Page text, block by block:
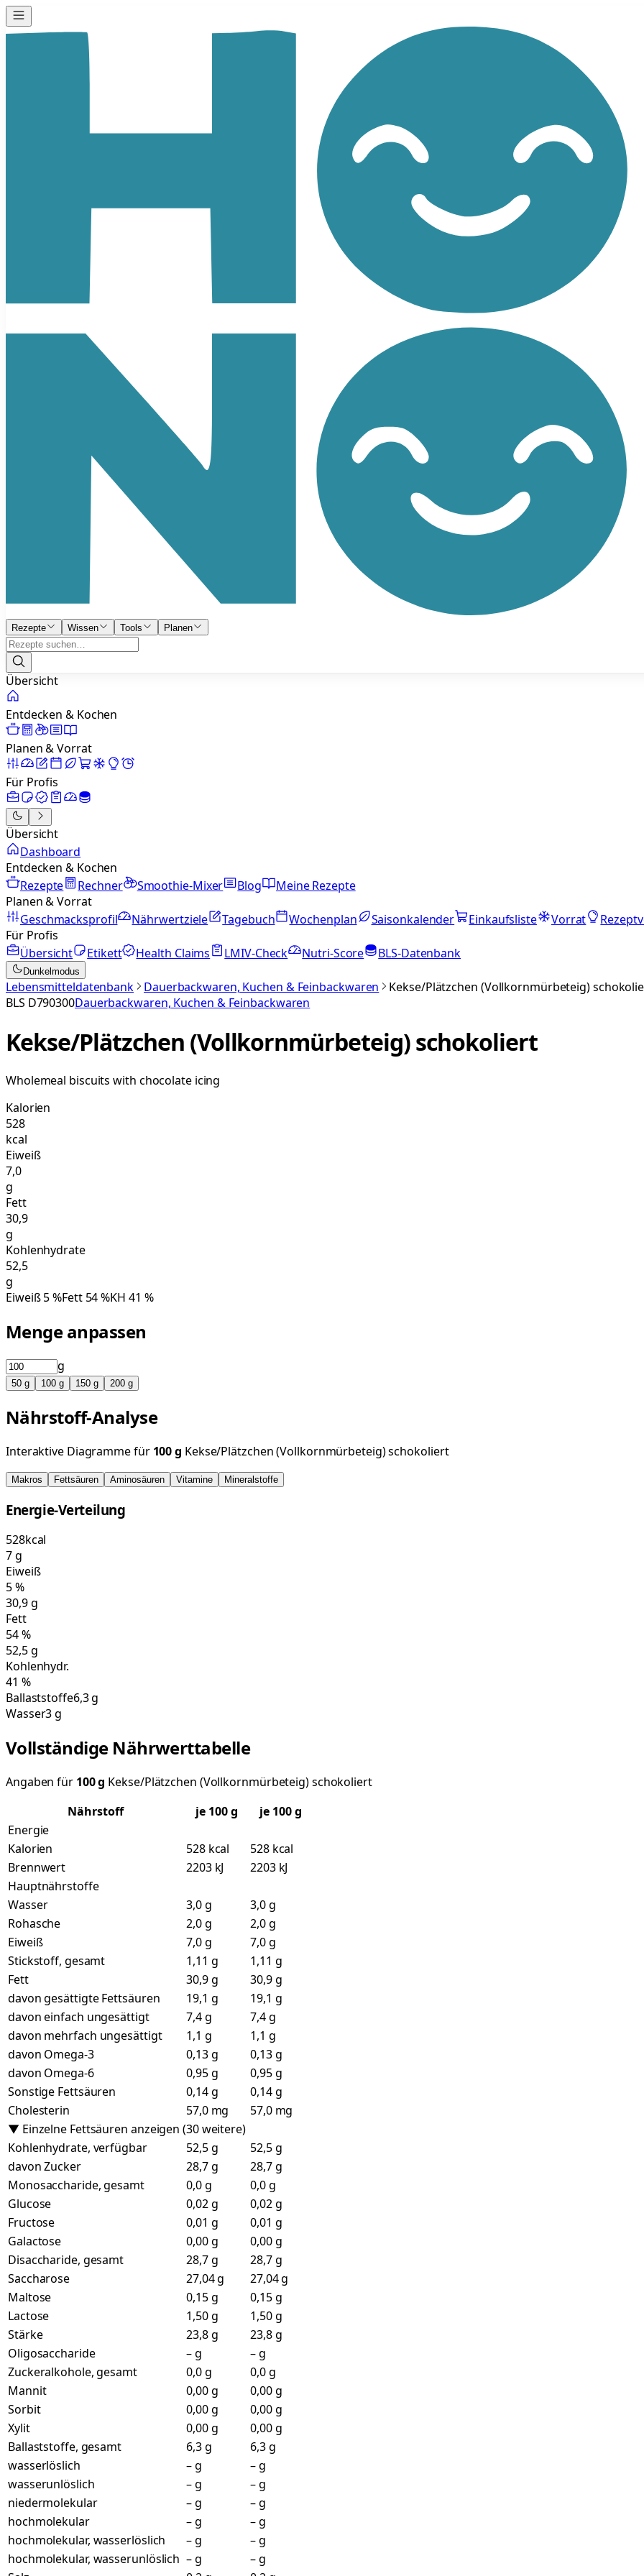
Rezepte Wissen Tools Planen
Übersicht
Entdecken & Kochen
Planen & Vorrat
Für Profis
Übersicht
Dashboard
Entdecken & Kochen
Rezepte
Rechner Smoothie-Mixer Blog
Meine Rezepte
Planen & Vorrat
Geschmacksprofil
Nährwertziele Tagebuch Wochenplan Saisonkalender Einkaufsliste Vorrat
Für Profis
Übersicht
Etikett Health Claims LMIV-Check Nutri-Score BLS-Datenbank
Dunkelmodus
Lebensmitteldatenbank Dauerbackwaren, Kuchen & Feinbackwaren
Kekse/Plätzchen (Vollkornmürbeteig)
BLS D790300Dauerbackwaren, Kuchen & Feinbackwaren
Kekse/Plätzchen (Vollkornmürbeteig) schokoliert
Wholemeal biscuits with chocolate icing
Kalorien
528
kcal
Eiweiß
7,0
g
Fett
30,9
g
Kohlenhydrate
52,5
g
Eiweiß5%Fett 54%KH 41 %
Menge anpassen
g
50 g 100 g 150 g 200 g
Nährstoff-Analyse
Interaktive Diagramme für 100g Kekse/Plätzchen (Vollkornmürbeteig) schokoliert
Makros Fettsäuren Aminosäuren Vitamine Mineralstoffe
Energie-Verteilung
528kcal
7g
Eiweiß
5%
30,9g
Fett
54%
52,5g
Kohlenhydr.
41 %
Ballaststoffe6,3 g
Wasser3 g
Vollständige Nährwerttabelle
Angaben für 100g Kekse/Plätzchen (Vollkornmürbeteig) schokoliert
Nährstoff
je 100g
je 100 g
Energie
Kalorien
528 kcal
528 kcal
Brennwert
2203 kJ
2203 kJ
Hauptnährstoffe
Wasser
3,0 g
3,0 g
Rohasche
2,0 g
2,0 g
Eiweiß
7,0 g
7,0 g
Stickstoff, gesamt
1,11 g
1,11 g
Fett
30,9 g
30,9 g
davon gesättigte Fettsäuren
19,1 g
19,1 g
davon einfach ungesättigt
7,4 g
7,4 g
davon mehrfach ungesättigt
1,1 g
1,1 g
davon Omega-3
0,13 g
0,13 g
davon Omega-6
0,95 g
0,95 g
Sonstige Fettsäuren
0,14 g
0,14 g
Cholesterin
57,0 mg
57,0 mg
▼ Einzelne Fettsäuren anzeigen (30 weitere)
Kohlenhydrate, verfügbar
52,5 g
52,5 g
davon Zucker
28,7 g
28,7 g
Monosaccharide, gesamt
0,0 g
0,0 g
Glucose
0,02 g
0,02 g
Fructose
0,01 g
0,01 g
Galactose
0,00 g
0,00 g
Disaccharide, gesamt
28,7 g
28,7 g
Saccharose
27,04 g
27,04 g
Maltose
0,15 g
0,15 g
Lactose
1,50 g
1,50 g
Stärke
23,8 g
23,8 g
Oligosaccharide
– g
– g
Zuckeralkohole, gesamt
0,0 g
0,0 g
Mannit
0,00 g
0,00 g
Sorbit
0,00 g
0,00 g
Xylit
0,00 g
0,00 g
Ballaststoffe, gesamt
6,3 g
6,3 g
wasserlöslich
– g
– g
wasserunlöslich
– g
– g
niedermolekular
– g
– g
hochmolekular
– g
– g
hochmolekular, wasserlöslich
– g
– g
hochmolekular, wasserunlöslich – g
– g